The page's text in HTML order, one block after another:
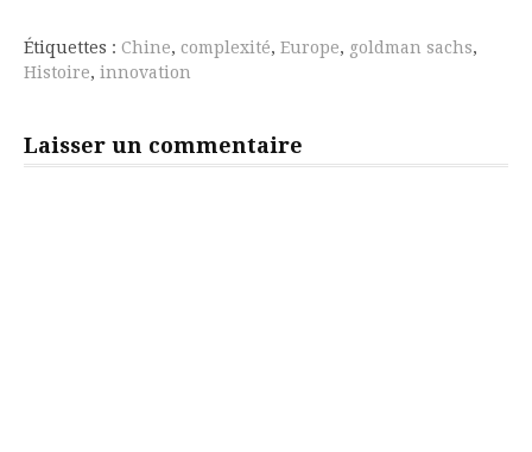
Étiquettes : Chine, complexité, Europe, goldman sachs,
Histoire, innovation
Laisser un commentaire